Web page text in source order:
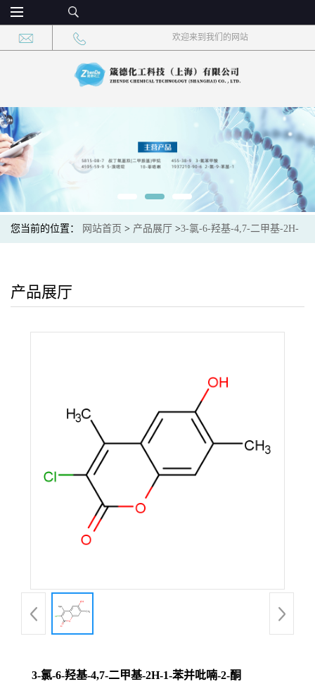
欢迎来到我们的网站
您当前的位置： 网站首页 > 产品展厅 >3-氯-6-羟基-4,7-二甲基-2H-
产品展厅
3-氯-6-羟基-4,7-二甲基-2H-1-苯并吡喃-2-酮